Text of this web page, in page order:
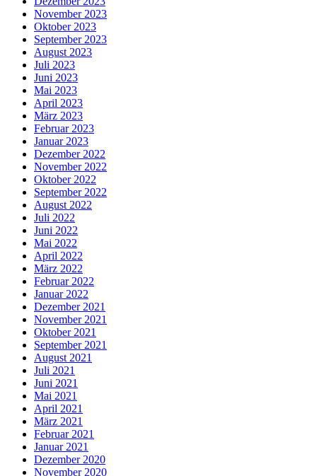
November 2023
Oktober 2023
September 2023
August 2023
Juli 2023
Juni 2023
Mai 2023
April 2023
März 2023
Februar 2023
Januar 2023
Dezember 2022
November 2022
Oktober 2022
September 2022
August 2022
Juli 2022
Juni 2022
Mai 2022
April 2022
März 2022
Februar 2022
Januar 2022
Dezember 2021
November 2021
Oktober 2021
September 2021
August 2021
Juli 2021
Juni 2021
Mai 2021
April 2021
März 2021
Februar 2021
Januar 2021
Dezember 2020
November 2020